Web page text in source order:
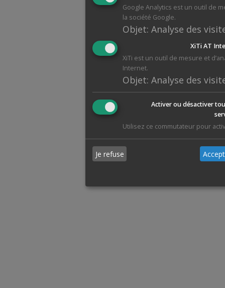
Google Analytics est un outil de
la société Google.
Objet: Analyse des
XiTi AT
XiTi est un outil de mesure et
Internet.
Objet: Analyse des
Activer ou désactiver
Utilisez ce commutateur pour
Je refuse